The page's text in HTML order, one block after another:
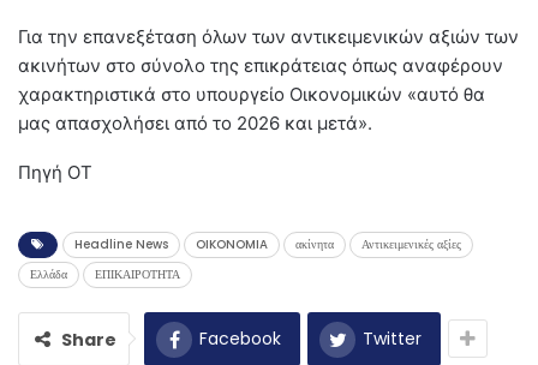
Για την επανεξέταση όλων των αντικειμενικών αξιών των
ακινήτων στο σύνολο της επικράτειας όπως αναφέρουν
χαρακτηριστικά στο υπουργείο Οικονομικών «αυτό θα
μας απασχολήσει από το 2026 και μετά».
Πηγή ΟΤ
Headline News OIKONOMIA ακίνητα
Αντικειμενικές αξίες
Ελλάδα
ΕΠΙΚΑΙΡΟΤΗΤΑ
Share Facebook Twitter